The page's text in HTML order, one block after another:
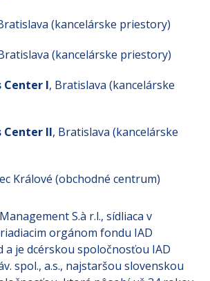
(kancelárske priestory)
(kancelárske priestory)
Center I, Bratislava (kancelárske
Center II, Bratislava (kancelárske
Králové (obchodné centrum)
S.à r.l., sídliaca v
orgánom fondu IAD
a je dcérskou spoločnosťou IAD
spol., a.s., najstaršou slovenskou